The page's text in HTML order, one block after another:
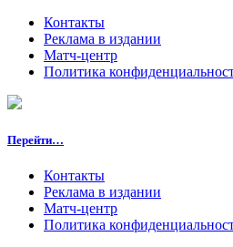
Контакты
Реклама в издании
Матч-центр
Политика
Перейти…
Контакты
Реклама в издании
Матч-центр
Политика